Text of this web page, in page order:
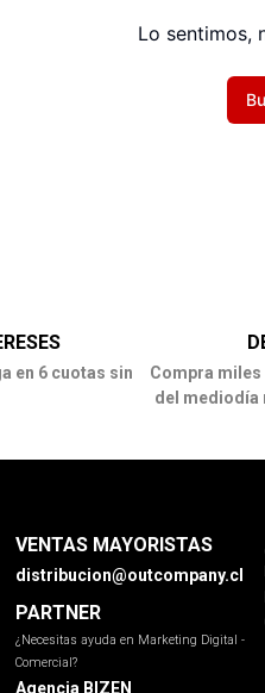
Lo sentimos,
en 6 cuotas sin
Compra
del mediodía
VENTAS MAYORISTAS
distribucion@outcompany.cl
PARTNER
¿Necesitas ayuda en Marketing Digital -
Comercial?
Agencia BIZEN